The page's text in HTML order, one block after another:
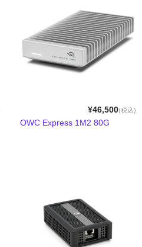
¥46,500(税込)
OWC Express 1M2 80G